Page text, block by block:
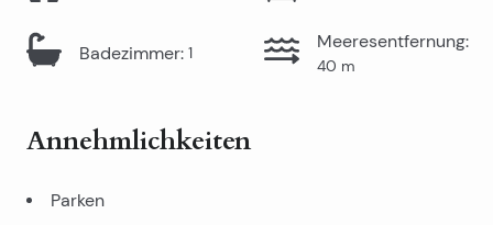
Badezimmer: 1
Meeresentfernung:
40 m
Annehmlichkeiten
Parken